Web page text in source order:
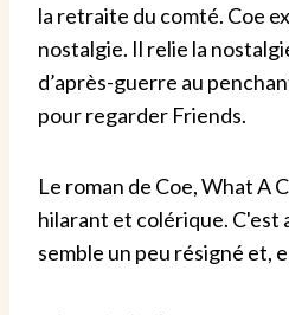
la retraite du comté. Coe
nostalgie. Il relie la
d’après-guerre au
pour regarder Friends.
Le roman de Coe, What A
hilarant et colérique. C'est
semble un peu résigné et,